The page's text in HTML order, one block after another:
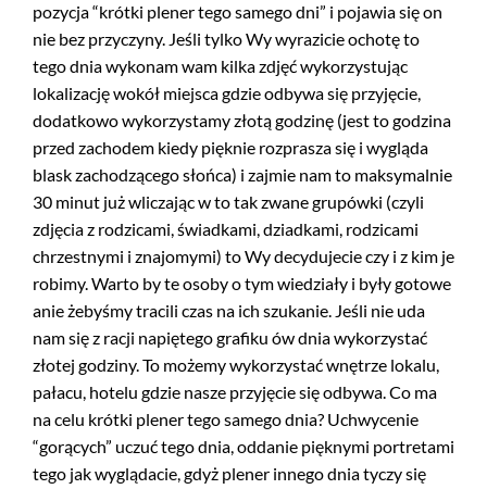
pozycja “krótki plener tego samego dni” i pojawia się on
nie bez przyczyny. Jeśli tylko Wy wyrazicie ochotę to
tego dnia wykonam wam kilka zdjęć wykorzystując
lokalizację wokół miejsca gdzie odbywa się przyjęcie,
dodatkowo wykorzystamy złotą godzinę (jest to godzina
przed zachodem kiedy pięknie rozprasza się i wygląda
blask zachodzącego słońca) i zajmie nam to maksymalnie
30 minut już wliczając w to tak zwane grupówki (czyli
zdjęcia z rodzicami, świadkami, dziadkami, rodzicami
chrzestnymi i znajomymi) to Wy decydujecie czy i z kim je
robimy. Warto by te osoby o tym wiedziały i były gotowe
anie żebyśmy tracili czas na ich szukanie. Jeśli nie uda
nam się z racji napiętego grafiku ów dnia wykorzystać
złotej godziny. To możemy wykorzystać wnętrze lokalu,
pałacu, hotelu gdzie nasze przyjęcie się odbywa. Co ma
na celu krótki plener tego samego dnia? Uchwycenie
“gorących” uczuć tego dnia, oddanie pięknymi portretami
tego jak wyglądacie, gdyż plener innego dnia tyczy się